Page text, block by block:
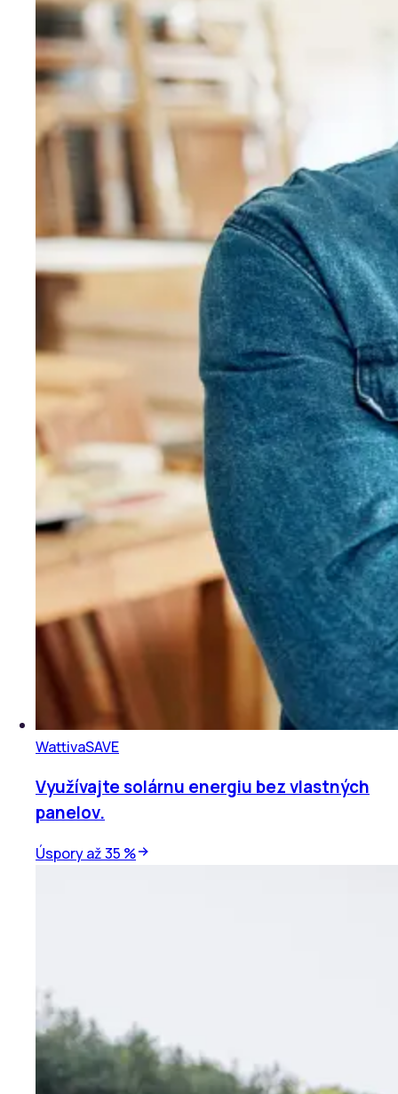
WattivaSAVE
Využívajte solárnu energiu bez vlastných
panelov.
Úspory až 35 %